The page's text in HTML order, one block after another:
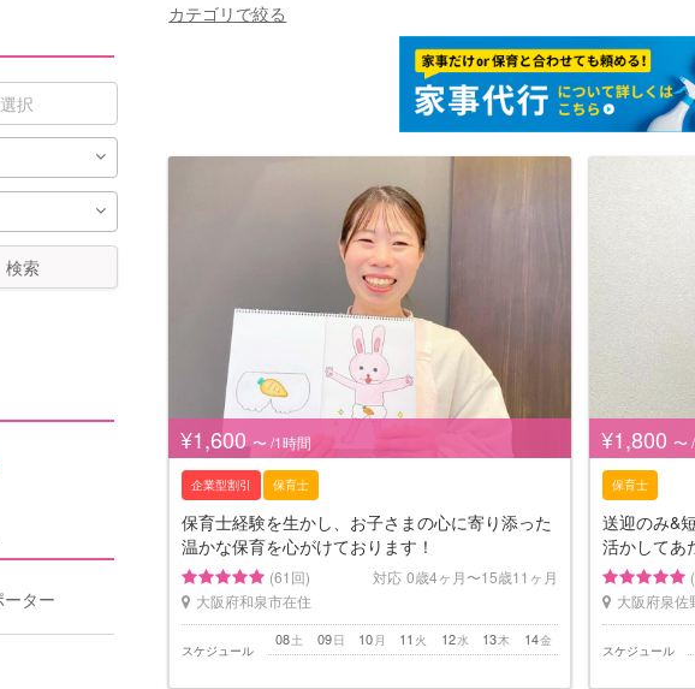
検索
ター
カテゴリで絞る
¥1,600 〜 /1時間
企業型割引 保育士
保育士経験を生かし、お子さまの心に寄り添った
温かな保育を心がけております！
(61回) 対応 0歳4ヶ月〜15歳11ヶ月
大阪府和泉市在住
スケジュール
土
08 日
09 月
10 火
11 水
12 木
13 金
14
¥1,800 〜
保育士
送迎のみ&
活かしてあ
大阪府泉佐
スケジュール